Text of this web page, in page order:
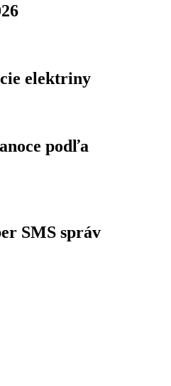
elektriny
podľa
SMS správ